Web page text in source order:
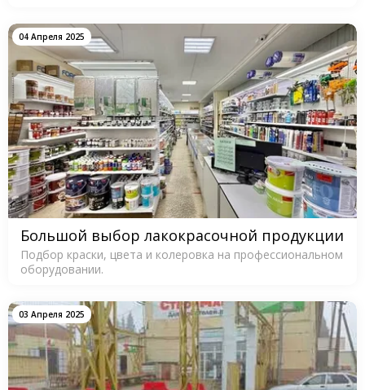
04 Апреля 2025
Большой выбор лакокрасочной продукции
Подбор краски, цвета и колеровка на профессиональном
оборудовании.
03 Апреля 2025